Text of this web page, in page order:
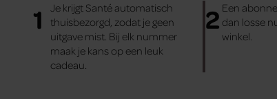
1
Je krijgt Santé automatisch
thuisbezorgd, zodat je geen
uitgave mist. Bij elk nummer
maak je kans op een leuk
cadeau.
2 Een
dan losse
winkel.